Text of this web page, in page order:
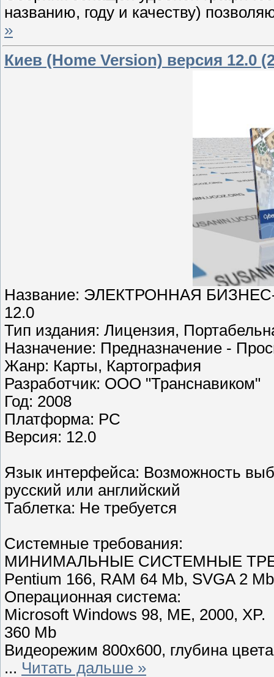
названию, году и качеству)
»
Киев (Home Version) версия 12.0
Название: ЭЛЕКТРОННАЯ БИЗНЕС-
12.0
Тип издания: Лицензия,
Назначение: Предназначение -
Жанр: Карты, Картография
Разработчик: OOO "Транснавиком"
Год: 2008
Платформа: PC
Версия: 12.0
Язык интерфейса: Возможность
русский или английский
Таблетка: Не требуется
Системные требования:
МИНИМАЛЬНЫЕ СИСТЕМНЫЕ
Pentium 166, RAM 64 Mb, SVGA 2
Операционная система:
Microsoft Windows 98, ME, 2000, XP.
360 Mb
Видеорежим 800x600, глубина
... Читать дальше »